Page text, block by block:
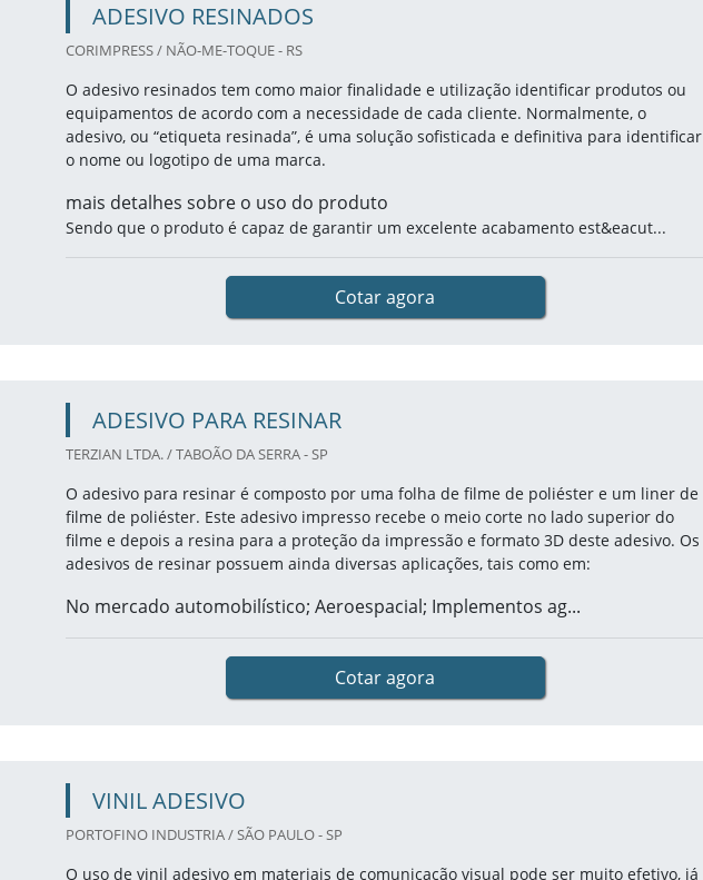
ADESIVO RESINADOS
CORIMPRESS / NÃO-ME-TOQUE - RS
O adesivo resinados tem como maior finalidade e utilização identificar produtos ou
equipamentos de acordo com a necessidade de cada cliente. Normalmente, o
adesivo, ou “etiqueta resinada”, é uma solução sofisticada e definitiva para identificar
o nome ou logotipo de uma marca.
mais detalhes sobre o uso do produto
Sendo que o produto é capaz de garantir um excelente acabamento est&eacut...
Cotar agora
ADESIVO PARA RESINAR
TERZIAN LTDA. / TABOÃO DA SERRA - SP
O adesivo para resinar é composto por uma folha de filme de poliéster e um liner de
filme de poliéster. Este adesivo impresso recebe o meio corte no lado superior do
filme e depois a resina para a proteção da impressão e formato 3D deste adesivo. Os
adesivos de resinar possuem ainda diversas aplicações, tais como em:
No mercado automobilístico; Aeroespacial; Implementos ag...
Cotar agora
VINIL ADESIVO
PORTOFINO INDUSTRIA / SÃO PAULO - SP
O uso de vinil adesivo em materiais de comunicação visual pode ser muito efetivo, já